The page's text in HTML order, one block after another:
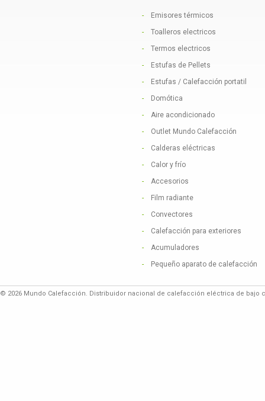
Emisores térmicos
Toalleros electricos
Termos electricos
Estufas de Pellets
Estufas / Calefacción portatil
Domótica
Aire acondicionado
Outlet Mundo Calefacción
Calderas eléctricas
Calor y frío
Accesorios
Film radiante
Convectores
Calefacción para exteriores
Acumuladores
Pequeño aparato de calefacción
© 2026 Mundo Calefacción. Distribuidor nacional de calefacción eléctrica de bajo